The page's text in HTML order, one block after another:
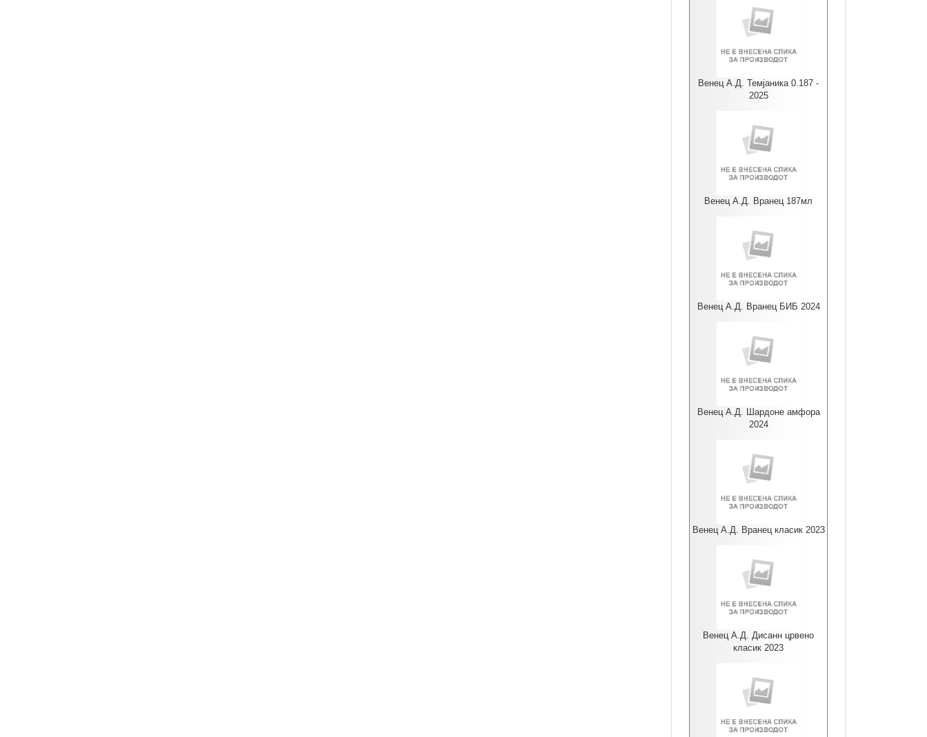
Венец А.Д. Темјаника 0.187 -
2025
Венец А.Д. Вранец 187мл
Венец А.Д. Вранец БИБ 2024
Венец А.Д. Шардоне амфора
2024
Венец А.Д. Вранец класик 2023
Венец А.Д. Дисанн црвено
класик 2023